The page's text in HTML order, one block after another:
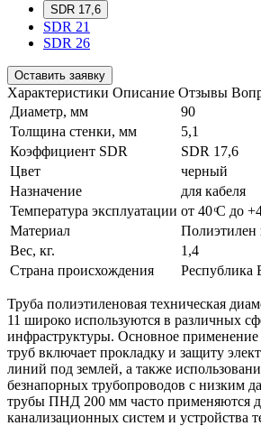
SDR 17,6
SDR 21
SDR 26
Оставить заявку
Характеристики Описание Отзывы
Диаметр, мм
90
Толщина стенки, мм
5,1
Коэффициент SDR
SDR 17,6
Цвет
черный
Назначение
для кабеля
Температура эксплуатации от 40 ͦС до
Материал
Полиэтилен
Вес, кг.
1,4
Страна происхождения
Республика
Труба полиэтиленовая техническая
11 широко используются в различных
инфраструктуры. Основное применение
труб включает прокладку и защиту
линий под землей, а также
безнапорных трубопроводов с низким
трубы ПНД 200 мм часто применяются
канализационных систем и устройства